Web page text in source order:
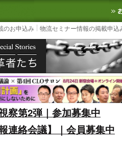
物流ニュースサイト
3PL, SCMなど国内外
のお申込み 物流セミナー情報の掲載申込
察第2弾｜参加募集中
連絡会議】｜会員募集中